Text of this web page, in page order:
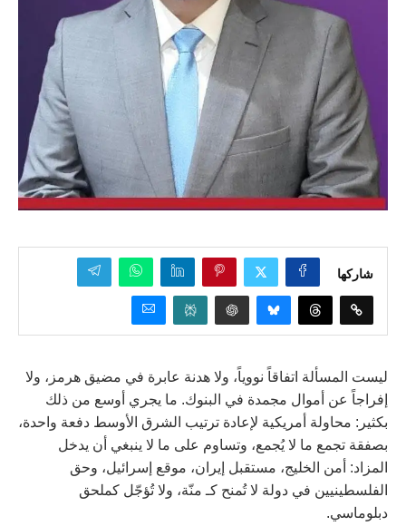
شاركها
ليست المسألة اتفاقاً نووياً، ولا هدنة عابرة في مضيق هرمز، ولا
إفراجاً عن أموال مجمدة في البنوك. ما يجري أوسع من ذلك
بكثير: محاولة أمريكية لإعادة ترتيب الشرق الأوسط دفعة واحدة،
بصفقة تجمع ما لا يُجمع، وتساوم على ما لا ينبغي أن يدخل
المزاد: أمن الخليج، مستقبل إيران، موقع إسرائيل، وحق
الفلسطينيين في دولة لا تُمنح كـ منّة، ولا تُؤجّل كملحق
دبلوماسي.